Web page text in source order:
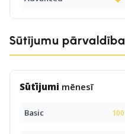
Sūtījumu pārvaldība
Sūtījumi mēnesī
Basic 100